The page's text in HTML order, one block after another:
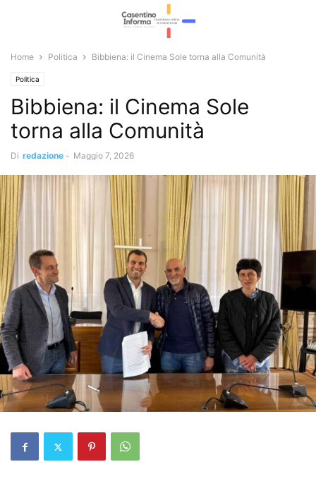
Home Politica Bibbiena: il Cinema Sole torna alla Comunità
Politica
Bibbiena: il Cinema Sole
torna alla Comunità
Di redazione - Maggio 7, 2026